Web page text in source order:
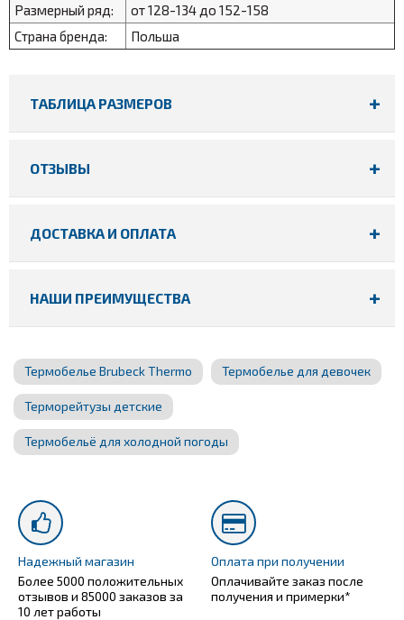
Размерный ряд:
от 128-134 до 152-158
Страна бренда:
Польша
ТАБЛИЦА РАЗМЕРОВ
ОТЗЫВЫ
ДОСТАВКА И ОПЛАТА
НАШИ ПРЕИМУЩЕСТВА
Термобелье Brubeck Thermo Термобелье для девочек
Терморейтузы детские
Термобельё для холодной погоды
Надежный магазин
Более 5000 положительных
отзывов и 85000 заказов за
10 лет работы
Оплата при получении
Оплачивайте заказ после
получения и примерки*